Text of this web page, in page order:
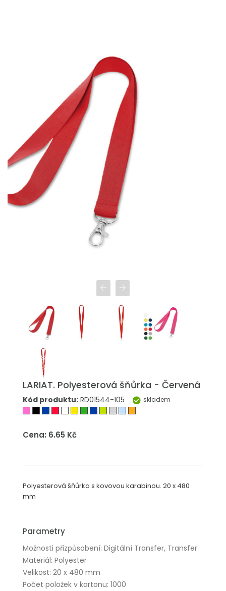
LARIAT. Polyesterová šňůrka - Červená
Kód produktu: RD01544-105 skladem
Cena: 6.65 Kč
Polyesterová šňůrka s kovovou karabinou. 20 x 480
mm
Parametry
Možnosti přizpůsobení: Digitální Transfer, Transfer
Materiál: Polyester
Velikost: 20 x 480 mm
Počet položek v kartonu: 1000